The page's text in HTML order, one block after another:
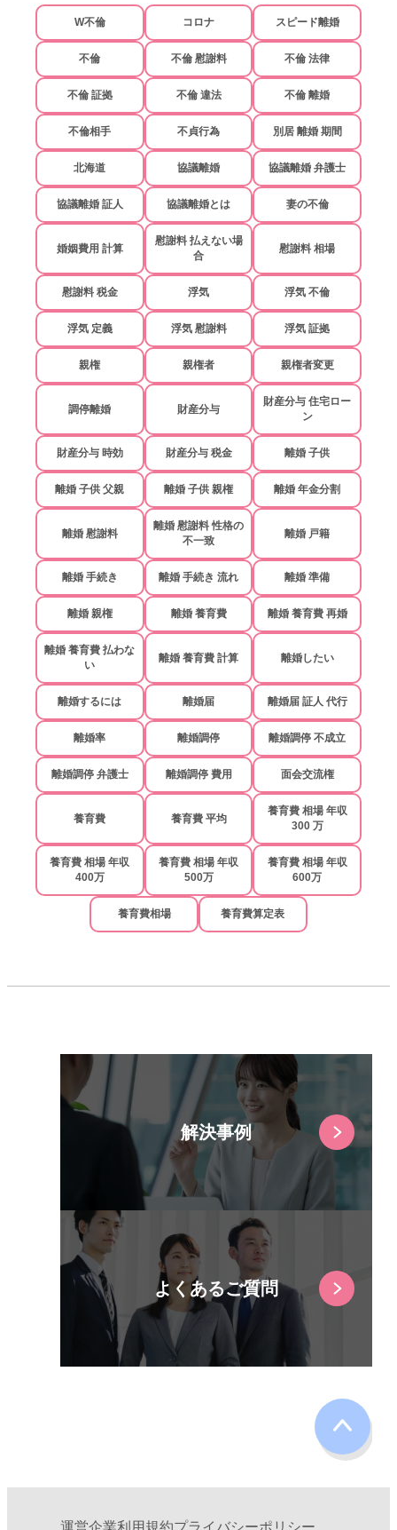
W不倫 コロナ スピード離婚
不倫 不倫 慰謝料 不倫 法律
不倫 証拠 不倫 違法 不倫 離婚
不倫相手 不貞行為 別居 離婚 期間
北海道 協議離婚 協議離婚 弁護士
協議離婚 証人 協議離婚とは 妻の不倫
婚姻費用 計算
慰謝料 払えない場
合
慰謝料 相場
慰謝料 税金 浮気 浮気 不倫
浮気 定義 浮気 慰謝料 浮気 証拠
親権 親権者 親権者変更
調停離婚 財産分与
財産分与 住宅ロー
ン
財産分与 時効 財産分与 税金 離婚 子供
離婚 子供 父親 離婚 子供 親権 離婚 年金分割
離婚 慰謝料
離婚 慰謝料 性格の
不一致
離婚 戸籍
離婚 手続き 離婚 手続き 流れ 離婚 準備
離婚 親権 離婚 養育費 離婚 養育費 再婚
離婚 養育費 払わな
い
離婚 養育費 計算 離婚したい
離婚するには 離婚届 離婚届 証人 代行
離婚率 離婚調停 離婚調停 不成立
離婚調停 弁護士 離婚調停 費用 面会交流権
養育費 養育費 平均
養育費 相場 年収
300 万
養育費 相場 年収
400万
養育費 相場 年収
500万
養育費 相場 年収
600万
養育費相場 養育費算定表
解決事例
よくあるご質問